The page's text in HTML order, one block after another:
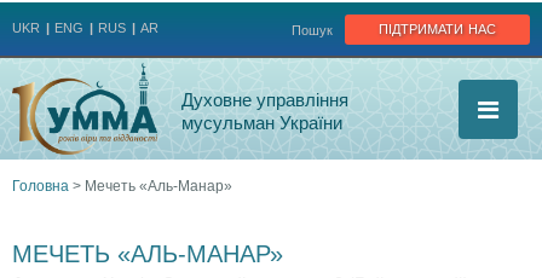
підтримати нас
Пошук
UKR ENG RUS AR
Духовне управління
мусульман України
Головна > Мечеть «Аль-Манар»
МЕЧЕТЬ «АЛЬ-МАНАР»